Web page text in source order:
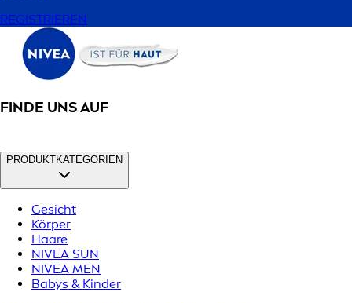
REGISTRIEREN
FINDE UNS AUF
PRODUKTKATEGORIEN
Gesicht
Körper
Haare
NIVEA SUN
NIVEA MEN
Babys & Kinder